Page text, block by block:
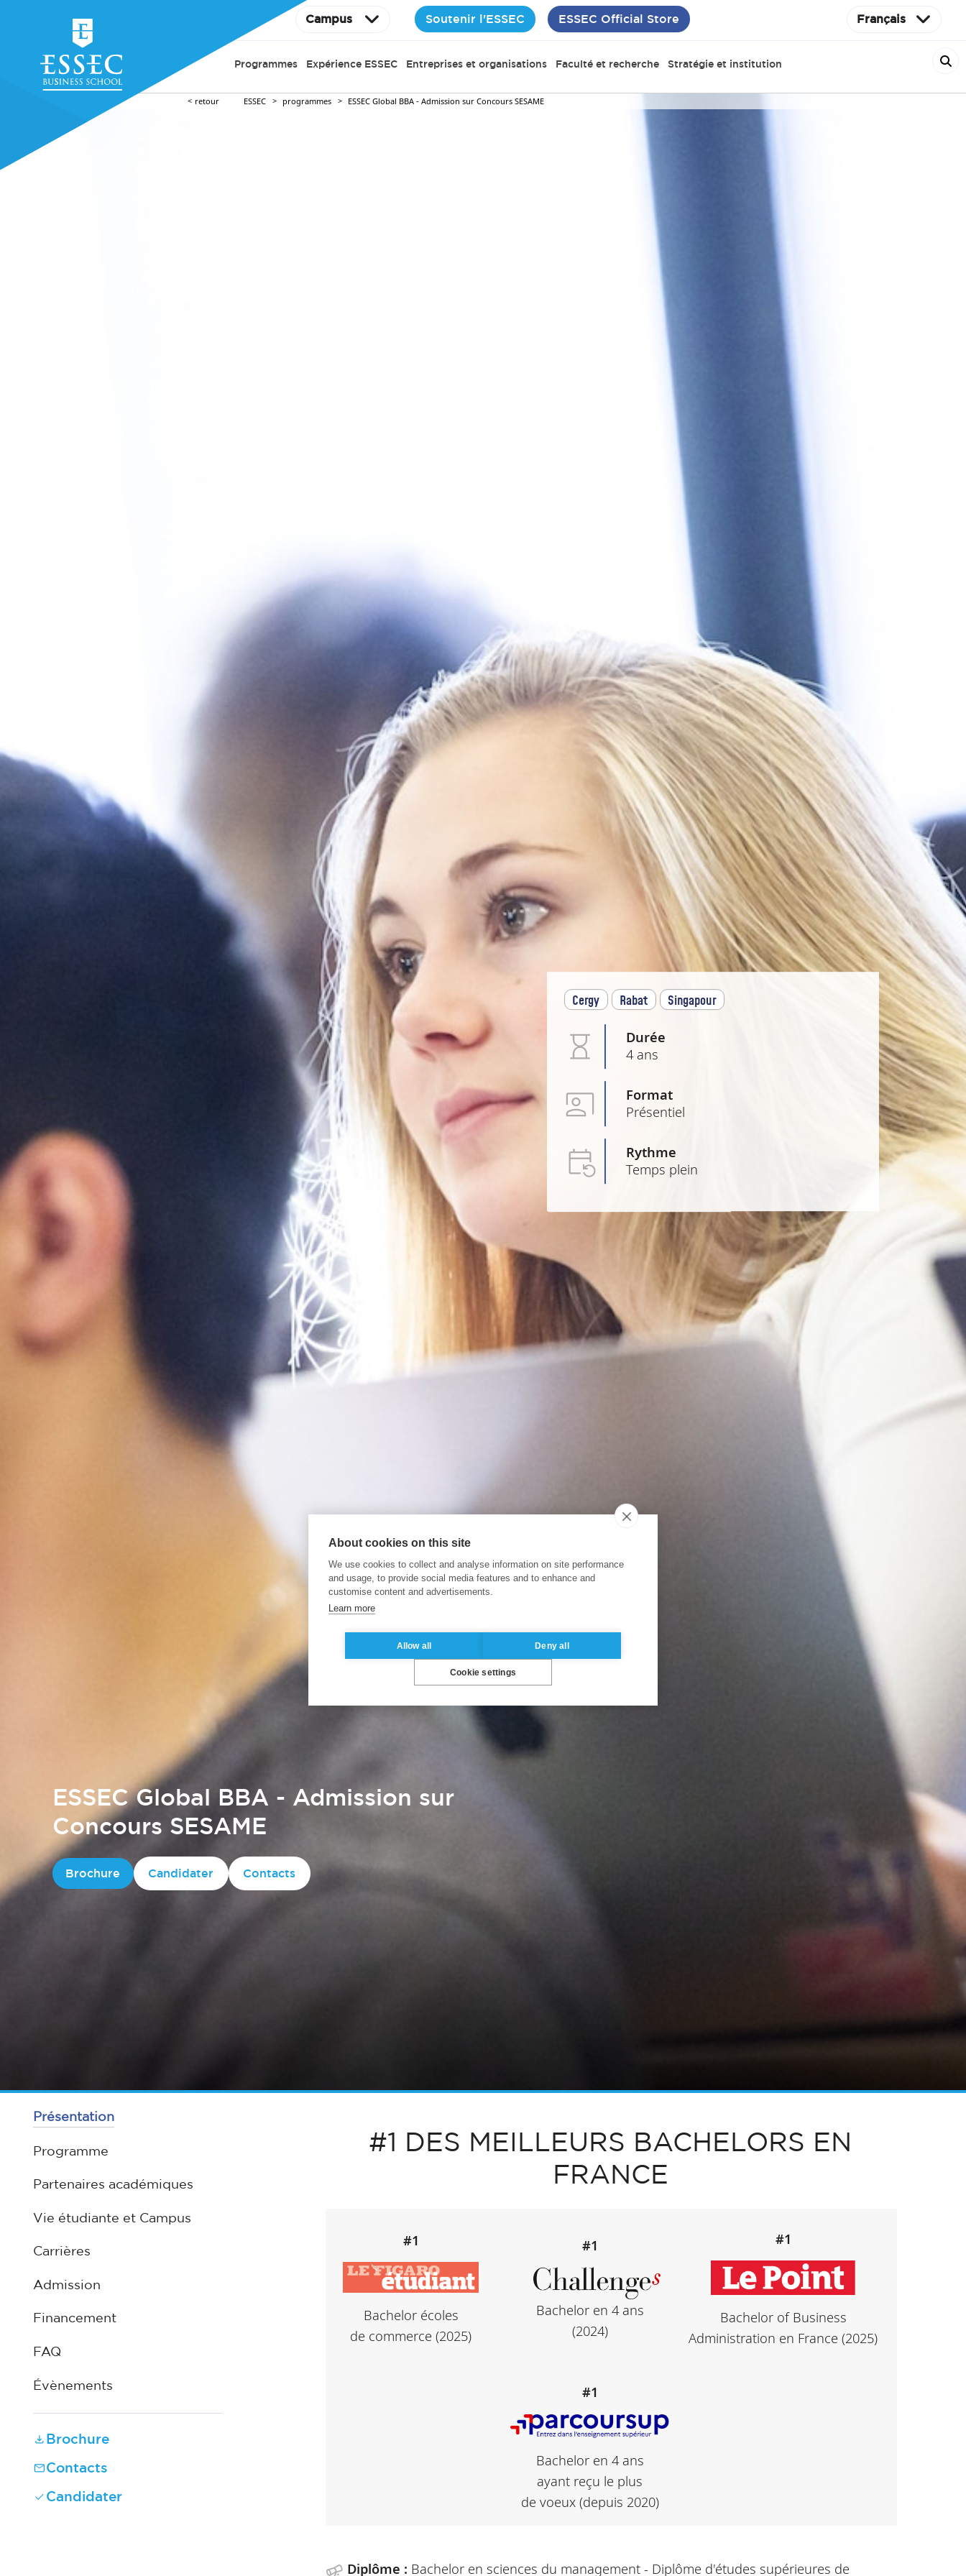
Campus Soutenir l'ESSEC ESSEC Official Store Français
Programmes Expérience ESSEC Entreprises et organisations Faculté et recherche Stratégie et institution
retour ESSEC programmes ESSEC Global BBA - Admission sur Concours SESAME
ESSEC Global BBA - Admission sur
Concours SESAME
Brochure Candidater Contacts
Cergy Rabat Singapour
Durée
4 ans
Format
Présentiel
Rythme
Temps plein
Présentation
Programme
Partenaires académiques
Vie étudiante et Campus
Carrières
Admission
Financement
FAQ
Évènements
Brochure
Contacts
Candidater
#1 DES MEILLEURS BACHELORS EN
FRANCE
#1
Bachelor écoles
de commerce (2025)
#1
Bachelor en 4 ans
(2024)
#1
Bachelor of Business
Administration en France (2025)
#1
Bachelor en 4 ans
ayant reçu le plus
de voeux (depuis 2020)
Diplôme : Bachelor en sciences du management - Diplôme d'études supérieures de
About cookies on this site
We use cookies to collect and analyse information on site performance
and usage, to provide social media features and to enhance and
customise content and advertisements.
Learn more
Allow all Deny all
Cookie settings